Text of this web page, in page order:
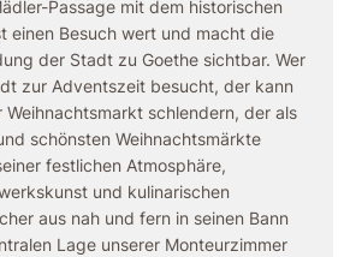
Passage mit dem historischen
einen Besuch wert und macht die
der Stadt zu Goethe sichtbar. Wer
zur Adventszeit besucht, der kann
schlendern, der als
schönsten Weihnachtsmärkte
festlichen Atmosphäre,
und kulinarischen
aus nah und fern in seinen Bann
Lage unserer Monteurzimmer